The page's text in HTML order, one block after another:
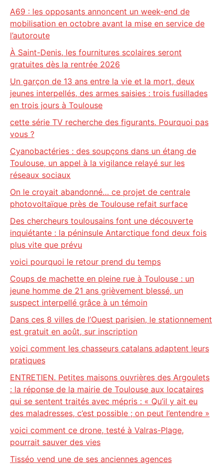
A69 : les opposants annoncent un week-end de
mobilisation en octobre avant la mise en service de
l’autoroute
À Saint-Denis, les fournitures scolaires seront
gratuites dès la rentrée 2026
Un garçon de 13 ans entre la vie et la mort, deux
jeunes interpellés, des armes saisies : trois fusillades
en trois jours à Toulouse
cette série TV recherche des figurants. Pourquoi pas
vous ?
Cyanobactéries : des soupçons dans un étang de
Toulouse, un appel à la vigilance relayé sur les
réseaux sociaux
On le croyait abandonné… ce projet de centrale
photovoltaïque près de Toulouse refait surface
Des chercheurs toulousains font une découverte
inquiétante : la péninsule Antarctique fond deux fois
plus vite que prévu
voici pourquoi le retour prend du temps
Coups de machette en pleine rue à Toulouse : un
jeune homme de 21 ans grièvement blessé, un
suspect interpellé grâce à un témoin
Dans ces 8 villes de l’Ouest parisien, le stationnement
est gratuit en août, sur inscription
voici comment les chasseurs catalans adaptent leurs
pratiques
ENTRETIEN. Petites maisons ouvrières des Argoulets
: la réponse de la mairie de Toulouse aux locataires
qui se sentent traités avec mépris : « Qu’il y ait eu
des maladresses, c’est possible ; on peut l’entendre »
voici comment ce drone, testé à Valras-Plage,
pourrait sauver des vies
Tisséo vend une de ses anciennes agences